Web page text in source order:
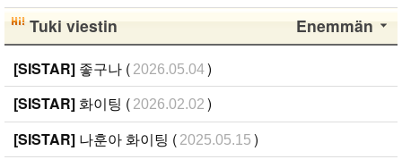
Enemmän
Tuki viestin
[SISTAR] 좋구나 ( 2026.05.04)
[SISTAR] 화이팅 ( 2026.02.02 )
[SISTAR] 나훈아 화이팅 ( 2025.05.15 )